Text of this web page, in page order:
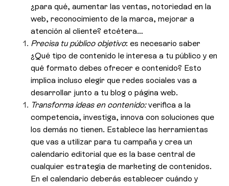
¿para qué, aumentar las ventas, notoriedad en la
web, reconocimiento de la marca, mejorar a
atención al cliente? etcétera…
Precisa tu público objetivo: es necesario saber
¿Qué tipo de contenido le interesa a tu público y en
qué formato debes ofrecer e contenido? Esto
implica incluso elegir que redes sociales vas a
desarrollar junto a tu blog o página web.
Transforma ideas en contenido:verifica a la
competencia, investiga, innova con soluciones que
los demás no tienen. Establece las herramientas
que vas a utilizar para tu campaña y crea un
calendario editorial que es la base central de
cualquier estrategia de marketing de contenidos.
En el calendario deberás establecer cuándo y